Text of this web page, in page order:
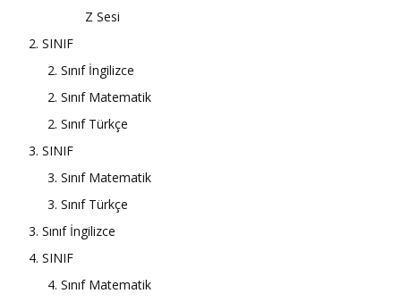
Z Sesi
2. SINIF
2. Sınıf İngilizce
2. Sınıf Matematik
2. Sınıf Türkçe
3. SINIF
3. Sınıf Matematik
3. Sınıf Türkçe
3. Sınıf İngilizce
4. SINIF
4. Sınıf Matematik